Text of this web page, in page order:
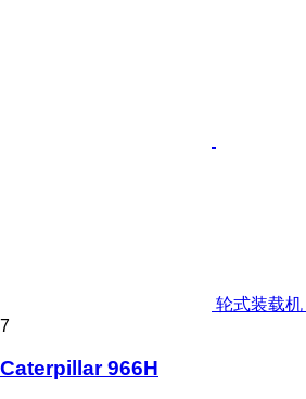
轮式装载
7
Caterpillar 966H